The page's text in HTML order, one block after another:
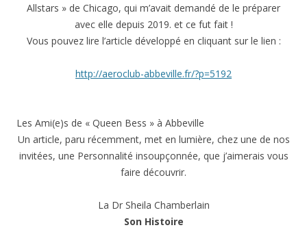
Allstars » de Chicago, qui m’avait demandé de le préparer
avec elle depuis 2019. et ce fut fait !
Vous pouvez lire l’article développé en cliquant sur le lien :
http://aeroclub-abbeville.fr/?p=5192
Les Ami(e)s de « Queen Bess » à Abbeville
Un article, paru récemment, met en lumière, chez une de nos
invitées, une Personnalité insoupçonnée, que j’aimerais vous
faire découvrir.
La Dr Sheila Chamberlain
Son Histoire